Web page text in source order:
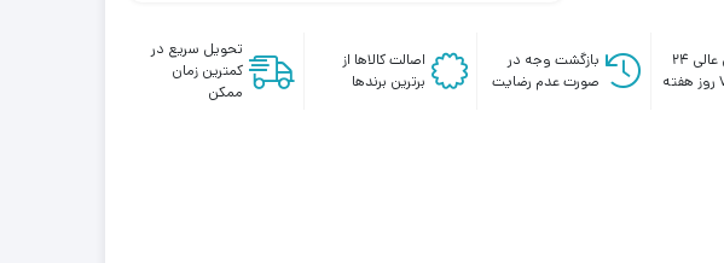
کرپلاس
ضدلک
پشتیبانی عالی ۲۴
بازگشت وجه در
صورت عدم رضایت
اصالت کالاها از
برترین برندها
تحویل سریع در
کمترین زمان
ممکن